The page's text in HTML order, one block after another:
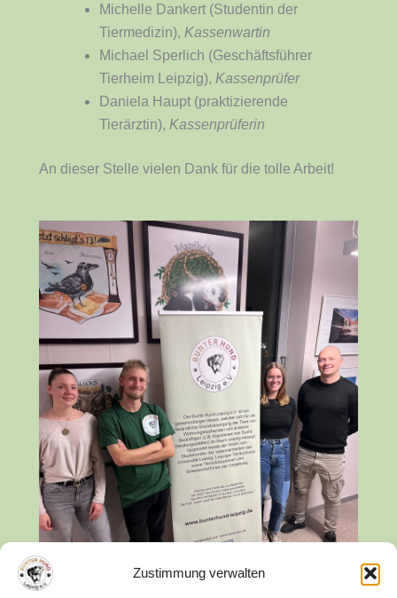
Zustimmung verwalten
Michelle Dankert (Studentin der
Tiermedizin), Kassenwartin
Michael Sperlich (Geschäftsführer
Tierheim Leipzig), Kassenprüfer
Daniela Haupt (praktizierende
Tierärztin), Kassenprüferin
An dieser Stelle vielen Dank für die tolle Arbeit!